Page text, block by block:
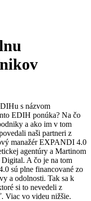
s názvom
EDIH ponúka? Na čo
a ako im v tom
naši partneri z
manažér EXPANDI 4.0
agentúry a Martinom
Digital. A čo je na tom
sú plne financované zo
a odolnosti. Tak sa k
si to nevedeli z
Viac vo videu nižšie.